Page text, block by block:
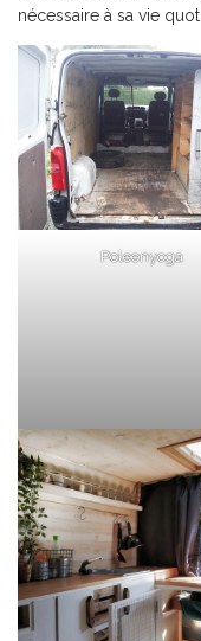
nécessaire à sa vie
Poleenyoga